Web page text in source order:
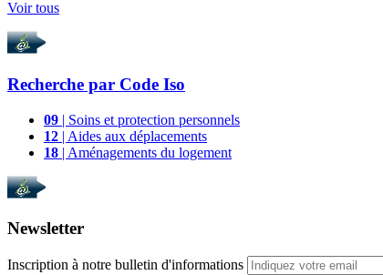
Voir tous
Recherche par Code Iso
09 | Soins et protection personnels
12 | Aides aux déplacements
18 | Aménagements du logement
Newsletter
Inscription à notre bulletin d'informations